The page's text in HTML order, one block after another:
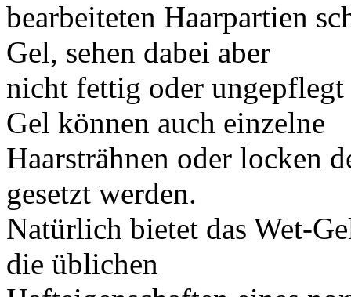
bearbeiteten Haarpartien
Gel, sehen dabei aber
nicht fettig oder
Gel können auch einzelne
Haarsträhnen oder locken
gesetzt werden.
Natürlich bietet das Wet-
die üblichen